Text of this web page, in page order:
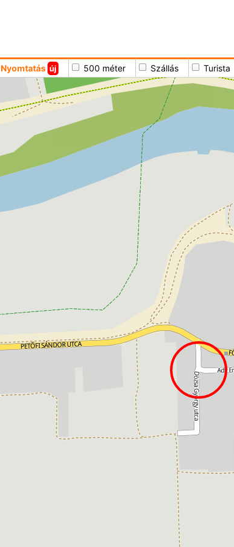
Nyomtatás új 500 méter Szállás Turista